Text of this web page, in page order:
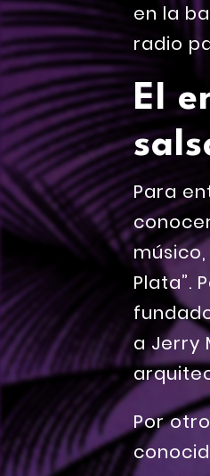
en la
radio
El
Para
Plata”.
a Jerry
Por